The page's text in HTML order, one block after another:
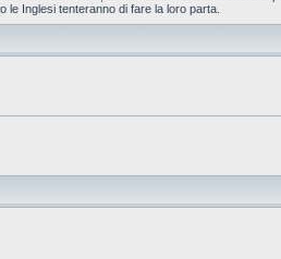
Inglesi tenteranno di fare la loro parta.